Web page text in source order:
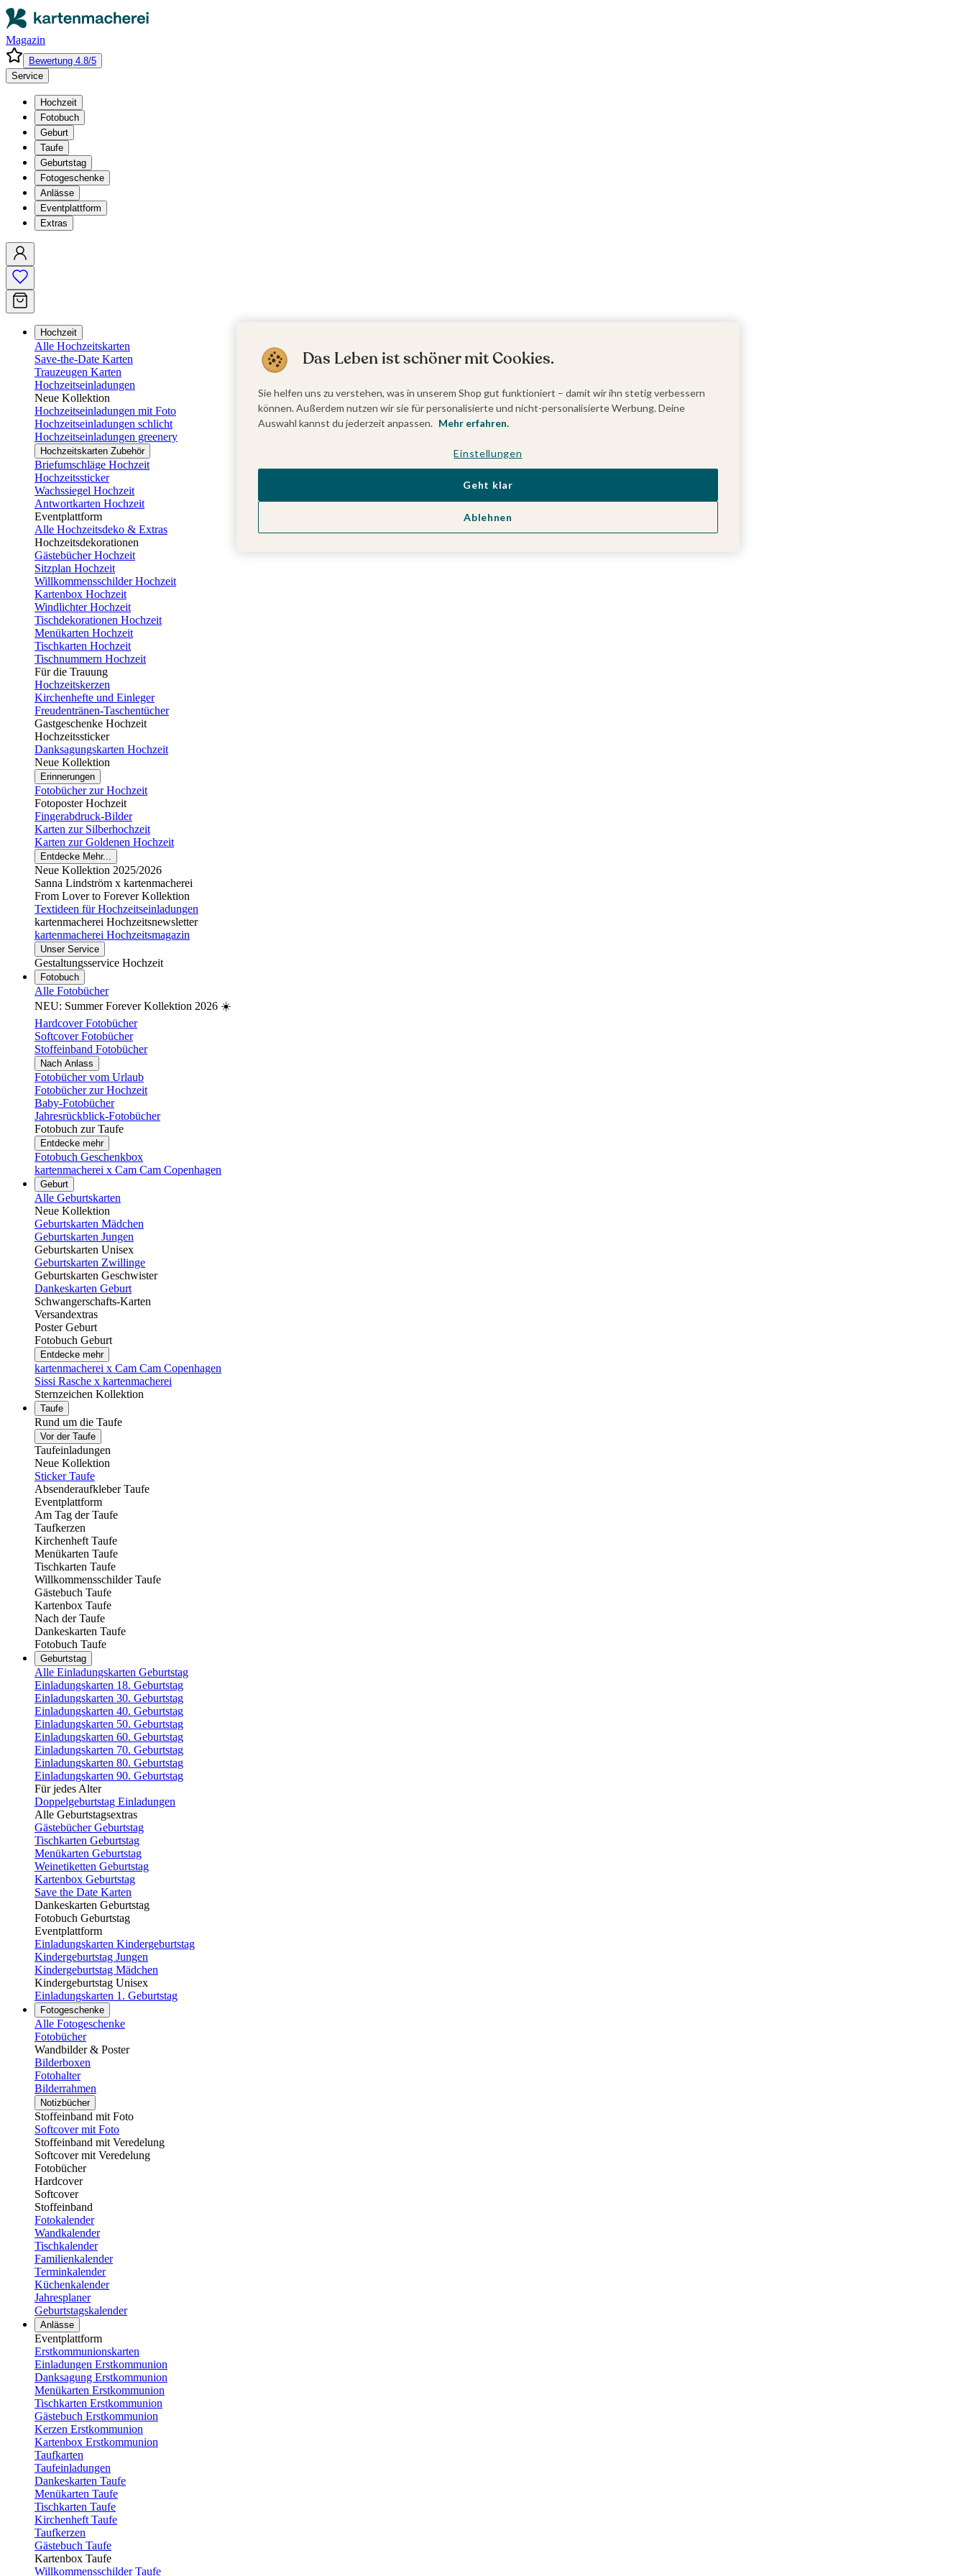
Magazin
Bewertung 4.8/5
Service
Hochzeit
Fotobuch
Geburt
Taufe
Geburtstag
Fotogeschenke
Anlässe
Eventplattform
Extras
Hochzeit
Alle Hochzeitskarten
Save-the-Date Karten
Trauzeugen Karten
Hochzeitseinladungen
Neue Kollektion
Hochzeitseinladungen mit Foto
Hochzeitseinladungen schlicht
Hochzeitseinladungen greenery
Hochzeitskarten Zubehör
Briefumschläge Hochzeit
Hochzeitssticker
Wachssiegel Hochzeit
Antwortkarten Hochzeit
Eventplattform
Alle Hochzeitsdeko & Extras
Hochzeitsdekorationen
Gästebücher Hochzeit
Sitzplan Hochzeit
Willkommensschilder Hochzeit
Kartenbox Hochzeit
Windlichter Hochzeit
Tischdekorationen Hochzeit
Menükarten Hochzeit
Tischkarten Hochzeit
Tischnummern Hochzeit
Für die Trauung
Hochzeitskerzen
Kirchenhefte und Einleger
Freudentränen-Taschentücher
Gastgeschenke Hochzeit
Hochzeitssticker
Danksagungskarten Hochzeit
Neue Kollektion
Erinnerungen
Fotobücher zur Hochzeit
Fotoposter Hochzeit
Fingerabdruck-Bilder
Karten zur Silberhochzeit
Karten zur Goldenen Hochzeit
Entdecke Mehr...
Neue Kollektion 2025/2026
Sanna Lindström x kartenmacherei
From Lover to Forever Kollektion
Textideen für Hochzeitseinladungen
kartenmacherei Hochzeitsnewsletter
kartenmacherei Hochzeitsmagazin
Unser Service
Gestaltungsservice Hochzeit
Fotobuch
Alle Fotobücher
NEU: Summer Forever Kollektion 2026 ☀️
Hardcover Fotobücher
Softcover Fotobücher
Stoffeinband Fotobücher
Nach Anlass
Fotobücher vom Urlaub
Fotobücher zur Hochzeit
Baby-Fotobücher
Jahresrückblick-Fotobücher
Fotobuch zur Taufe
Entdecke mehr
Fotobuch Geschenkbox
kartenmacherei x Cam Cam Copenhagen
Geburt
Alle Geburtskarten
Neue Kollektion
Geburtskarten Mädchen
Geburtskarten Jungen
Geburtskarten Unisex
Geburtskarten Zwillinge
Geburtskarten Geschwister
Dankeskarten Geburt
Schwangerschafts-Karten
Versandextras
Poster Geburt
Fotobuch Geburt
Entdecke mehr
kartenmacherei x Cam Cam Copenhagen
Sissi Rasche x kartenmacherei
Sternzeichen Kollektion
Taufe
Rund um die Taufe
Vor der Taufe
Taufeinladungen
Neue Kollektion
Sticker Taufe
Absenderaufkleber Taufe
Eventplattform
Am Tag der Taufe
Taufkerzen
Kirchenheft Taufe
Menükarten Taufe
Tischkarten Taufe
Willkommensschilder Taufe
Gästebuch Taufe
Kartenbox Taufe
Nach der Taufe
Dankeskarten Taufe
Fotobuch Taufe
Geburtstag
Alle Einladungskarten Geburtstag
Einladungskarten 18. Geburtstag
Einladungskarten 30. Geburtstag
Einladungskarten 40. Geburtstag
Einladungskarten 50. Geburtstag
Einladungskarten 60. Geburtstag
Einladungskarten 70. Geburtstag
Einladungskarten 80. Geburtstag
Einladungskarten 90. Geburtstag
Für jedes Alter
Doppelgeburtstag Einladungen
Alle Geburtstagsextras
Gästebücher Geburtstag
Tischkarten Geburtstag
Menükarten Geburtstag
Weinetiketten Geburtstag
Kartenbox Geburtstag
Save the Date Karten
Dankeskarten Geburtstag
Fotobuch Geburtstag
Eventplattform
Einladungskarten Kindergeburtstag
Kindergeburtstag Jungen
Kindergeburtstag Mädchen
Kindergeburtstag Unisex
Einladungskarten 1. Geburtstag
Fotogeschenke
Alle Fotogeschenke
Fotobücher
Wandbilder & Poster
Bilderboxen
Fotohalter
Bilderrahmen
Notizbücher
Stoffeinband mit Foto
Softcover mit Foto
Stoffeinband mit Veredelung
Softcover mit Veredelung
Fotobücher
Hardcover
Softcover
Stoffeinband
Fotokalender
Wandkalender
Tischkalender
Familienkalender
Terminkalender
Küchenkalender
Jahresplaner
Geburtstagskalender
Anlässe
Eventplattform
Erstkommunionskarten
Einladungen Erstkommunion
Danksagung Erstkommunion
Menükarten Erstkommunion
Tischkarten Erstkommunion
Gästebuch Erstkommunion
Kerzen Erstkommunion
Kartenbox Erstkommunion
Taufkarten
Taufeinladungen
Dankeskarten Taufe
Menükarten Taufe
Tischkarten Taufe
Kirchenheft Taufe
Taufkerzen
Gästebuch Taufe
Kartenbox Taufe
Willkommensschilder Taufe
Das Leben ist schöner mit Cookies.
Sie helfen uns zu verstehen, was in unserem Shop gut funktioniert – damit wir ihn stetig verbessern
können. Außerdem nutzen wir sie für personalisierte und nicht-personalisierte Werbung. Deine
Auswahl kannst du jederzeit anpassen. Mehr erfahren.
Einstellungen
Ablehnen
Geht klar